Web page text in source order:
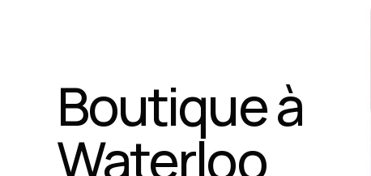
live lundi
24 août